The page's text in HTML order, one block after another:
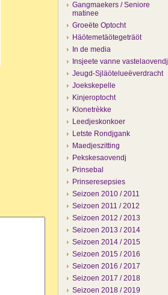
Gangmaekers / Seniore
matinee
Groeëte Optocht
Häötemetäötegeträöt
In de media
Insjeete vanne vastelaovendj
Jeugd-Sjläötelueëverdracht
Joekskepelle
Kinjeroptocht
Klonetrèkke
Leedjeskonkoer
Letste Rondjgank
Maedjeszitting
Pekskesaovendj
Prinsebal
Prinseresepsies
Seizoen 2010 / 2011
Seizoen 2011 / 2012
Seizoen 2012 / 2013
Seizoen 2013 / 2014
Seizoen 2014 / 2015
Seizoen 2015 / 2016
Seizoen 2016 / 2017
Seizoen 2017 / 2018
Seizoen 2018 / 2019